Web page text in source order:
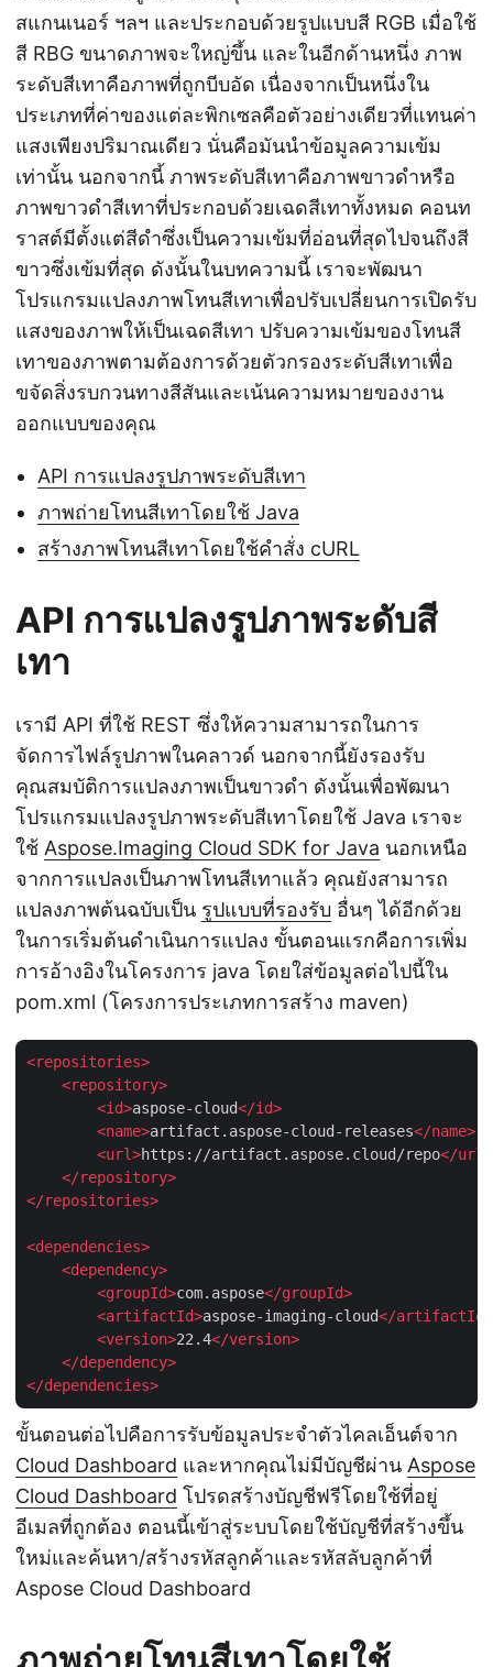
สแกนเนอร์ ฯลฯ และประกอบด้วยรูปแบบสี RGB เมื่อใช้
สี RBG ขนาดภาพจะใหญ่ขึ้น และในอีกด้านหนึ่ง ภาพ
ระดับสีเทาคือภาพที่ถูกบีบอัด เนื่องจากเป็นหนึ่งใน
ประเภทที่ค่าของแต่ละพิกเซลคือตัวอย่างเดียวที่แทนค่า
แสงเพียงปริมาณเดียว นั่นคือมันนำข้อมูลความเข้ม
เท่านั้น นอกจากนี้ ภาพระดับสีเทาคือภาพขาวดำหรือ
ภาพขาวดำสีเทาที่ประกอบด้วยเฉดสีเทาทั้งหมด คอนท
ราสต์มีตั้งแต่สีดำซึ่งเป็นความเข้มที่อ่อนที่สุดไปจนถึงสี
ขาวซึ่งเข้มที่สุด ดังนั้นในบทความนี้ เราจะพัฒนา
โปรแกรมแปลงภาพโทนสีเทาเพื่อปรับเปลี่ยนการเปิดรับ
แสงของภาพให้เป็นเฉดสีเทา ปรับความเข้มของโทนสี
เทาของภาพตามต้องการด้วยตัวกรองระดับสีเทาเพื่อ
ขจัดสิ่งรบกวนทางสีสันและเน้นความหมายของงาน
ออกแบบของคุณ
API การแปลงรูปภาพระดับสีเทา
ภาพถ่ายโทนสีเทาโดยใช้ Java
สร้างภาพโทนสีเทาโดยใช้คำสั่ง cURL
API การแปลงรูปภาพระดับสี
เทา
เรามี API ที่ใช้ REST ซึ่งให้ความสามารถในการ
จัดการไฟล์รูปภาพในคลาวด์ นอกจากนี้ยังรองรับ
คุณสมบัติการแปลงภาพเป็นขาวดำ ดังนั้นเพื่อพัฒนา
โปรแกรมแปลงรูปภาพระดับสีเทาโดยใช้ Java เราจะ
ใช้ Aspose.Imaging Cloud SDK for Java นอกเหนือ
จากการแปลงเป็นภาพโทนสีเทาแล้ว คุณยังสามารถ
แปลงภาพต้นฉบับเป็น รูปแบบที่รองรับ อื่นๆ ได้อีกด้วย
ในการเริ่มต้นดำเนินการแปลง ขั้นตอนแรกคือการเพิ่ม
การอ้างอิงในโครงการ java โดยใส่ข้อมูลต่อไปนี้ใน
pom.xml (โครงการประเภทการสร้าง maven)
<repositories>
<repository>
<id>aspose-cloud</id>
<name>artifact.aspose-cloud-releases</name>
<url>https://artifact.aspose.cloud/repo</url
</repository>
</repositories>
<dependencies>
<dependency>
<groupId>com.aspose</groupId>
<artifactId>aspose-imaging-cloud</artifactId
<version>22.4</version>
</dependency>
</dependencies>
ขั้นตอนต่อไปคือการรับข้อมูลประจำตัวไคลเอ็นต์จาก
Cloud Dashboard และหากคุณไม่มีบัญชีผ่าน Aspose
Cloud Dashboard โปรดสร้างบัญชีฟรีโดยใช้ที่อยู่
อีเมลที่ถูกต้อง ตอนนี้เข้าสู่ระบบโดยใช้บัญชีที่สร้างขึ้น
ใหม่และค้นหา/สร้างรหัสลูกค้าและรหัสลับลูกค้าที่
Aspose Cloud Dashboard